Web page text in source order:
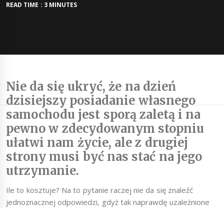
READ TIME : 3 MINUTES
Nie da się ukryć, że na dzień
dzisiejszy posiadanie własnego
samochodu jest sporą zaletą i na
pewno w zdecydowanym stopniu
ułatwi nam życie, ale z drugiej
strony musi być nas stać na jego
utrzymanie.
Ile to kosztuje? Na to pytanie raczej nie da się znaleźć
jednoznacznej odpowiedzi, gdyż tak naprawdę uzależnione